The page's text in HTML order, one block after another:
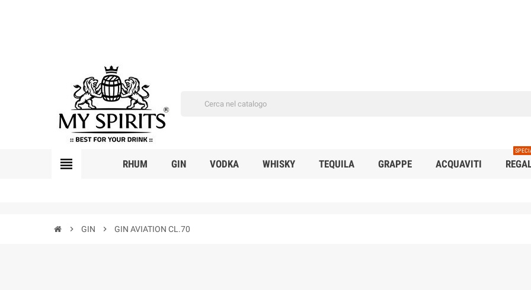
view_headline RHUM GIN VODKA WHISKY TEQUILA GRAPPE ACQUAVITI
chevron_right GIN chevron_right GIN AVIATION CL.70